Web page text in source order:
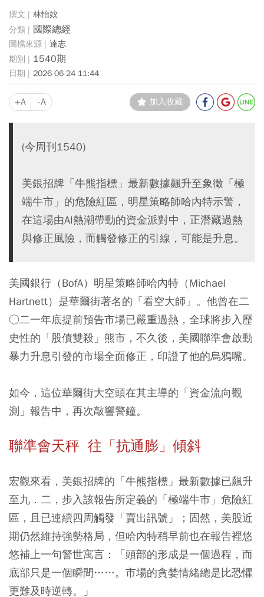
林怡妏
國際總經
達志
1540期
2026-06-24 11:44
+A -A 加入收藏
(今周刊1540)
美銀招牌「牛熊指標」最新數據飆升至象徵「極
端牛市」的危險紅區，明星策略師哈內特示警，
在這場由AI熱潮帶動的資金派對中，正潛藏過熱
與修正風險，而觸發修正的引線，可能是升息。
美國銀行（BofA）明星策略師哈內特（Michael
Hartnett）是華爾街著名的「看空大師」。他曾在二
○二一年底提前預告市場已嚴重過熱，全球將步入歷
史性的「股債雙殺」熊市，不久後，美國聯準會啟動
暴力升息引發的市場全面修正，印證了他的烏鴉嘴。
如今，這位華爾街大空頭在其主導的「資金流向觀
測」報告中，再次敲響警鐘。
聯準會天秤 往「抗通膨」傾斜
宏觀來看，美銀招牌的「牛熊指標」最新數據已飆升
至九．二，步入該報告所定義的「極端牛市」危險紅
區，且已連續四周觸發「賣出訊號」；固然，美股近
期仍然維持強勢格局，但哈內特稍早前也在報告裡悠
悠補上一句警世寓言：「頭部的形成是一個過程，而
底部只是一個瞬間……。市場的貪婪情緒總是比恐懼
更難及時逆轉。」